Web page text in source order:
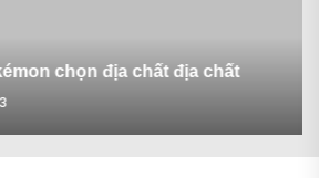
chọn địa chất địa chất